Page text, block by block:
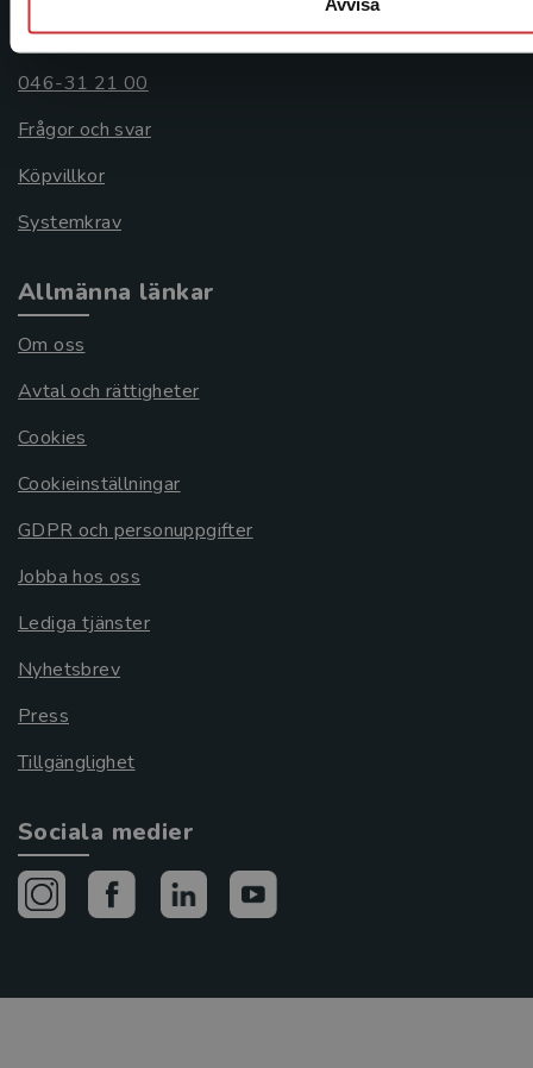
Kontakta kundservice
046-31 21 00
Frågor och svar
Köpvillkor
Systemkrav
Allmänna länkar
Om oss
Avtal och rättigheter
Cookies
Cookieinställningar
GDPR och personuppgifter
Jobba hos oss
Lediga tjänster
Nyhetsbrev
Press
Tillgänglighet
Sociala medier